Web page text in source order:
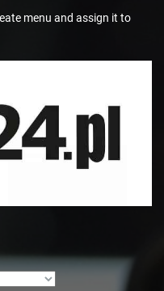
menu and assign it to